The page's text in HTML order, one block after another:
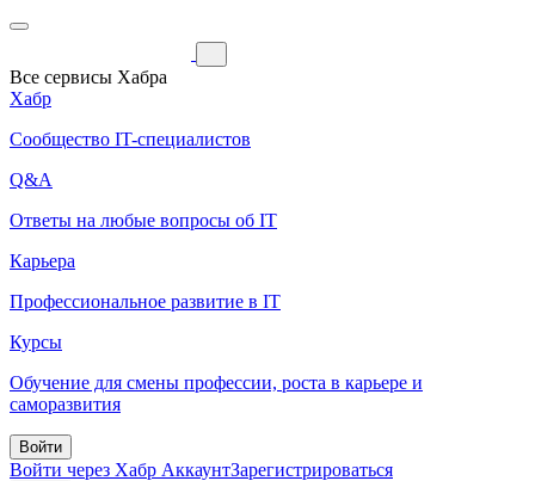
Все сервисы Хабра
Хабр
Сообщество IT-специалистов
Q&A
Ответы на любые вопросы об IT
Карьера
Профессиональное развитие в IT
Курсы
Обучение для смены профессии, роста в карьере и
саморазвития
Войти
Войти через Хабр АккаунтЗарегистрироваться